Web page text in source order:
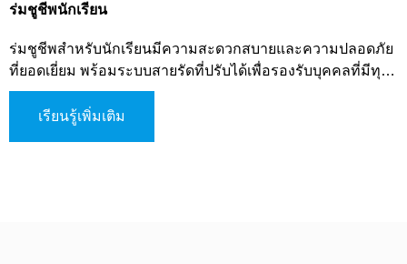
ร่มชูชีพนักเรียน
ร่มชูชีพสำหรับนักเรียนมีความสะดวกสบายและความปลอดภัย
ที่ยอดเยี่ยม พร้อมระบบสายรัดที่ปรับได้เพื่อรองรับบุคคลที่มีทุก
รูปแบบร่างกาย เหมาะสำหรับนักเรียนและผู้เริ่มต้นใช้
เรียนรู้เพิ่มเติม